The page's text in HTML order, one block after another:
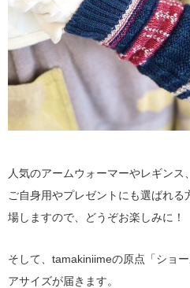
人気のアームウォーマーやレギンス
ご自身用やプレゼントにも選ばれ
場しますので、どうぞお楽しみに！
そして、tamakiniimeの原点「ショ
アサイズが届きます。